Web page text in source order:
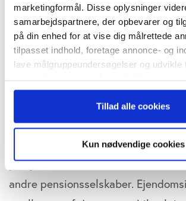
marketingformål. Disse oplysninger
samarbejdspartnere, der opbevarer og
på din enhed for at vise dig målrettede
tilpasset indhold, foretage annonce- og
lave målgruppeundersøgelser og udvikle
persondatapolitik. Du kan altid trække
tilbage eller ændre indstillinger fra vores
"Cookiedeklaration", eller ved at trykke
Hvis du tillader det, vil vi også gerne:
Indsamle præcise oplysninger om
der kan være nøjagtig inden for få
Tillad alle cookies
Kun nødvendige cookies
pensionsbranchens afkast stadig
fra hinanden – og milevidt fra
finansielle markeder.
Alene i fjerde kvartal lykkedes det
af landets største pensionskasser,
PensionDanmark, at realisere et
på ejendomme, både i forhold til
andre pensionsselskaber.